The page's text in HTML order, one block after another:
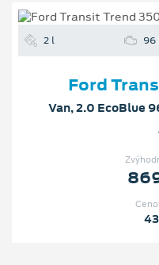
2 l 96
Ford
Van, 2.0 EcoBlue